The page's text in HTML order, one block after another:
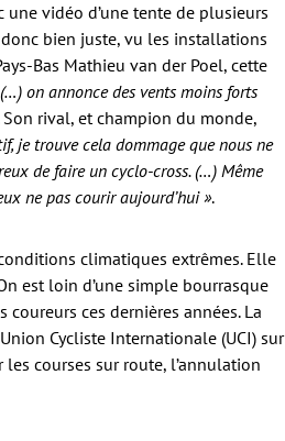
vidéo d’une tente de plusieurs
bien juste, vu les installations
Bas Mathieu van der Poel, cette
on annonce des vents moins forts
rival, et champion du monde,
je trouve cela dommage que nous ne
de faire un cyclo-cross. (…) Même
ne pas courir aujourd’hui ».
climatiques extrêmes. Elle
est loin d’une simple bourrasque
ces dernières années. La
Cycliste Internationale (UCI) sur
courses sur route, l’annulation